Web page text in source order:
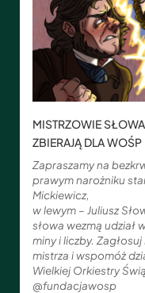
MISTRZOWIE
ZBIERAJĄ DLA WOŚP
Zapraszamy na
prawym narożniku
Mickiewicz,
w lewym – Juliusz
słowa wezmą udział
miny i liczby.
mistrza i wspomóż
Wielkiej Orkiestry
@fundacjawosp